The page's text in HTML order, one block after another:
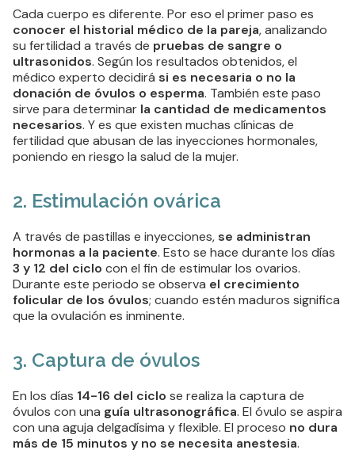
Cada cuerpo es diferente. Por eso el primer paso es
conocer el historial médico de la pareja, analizando
su fertilidad a través de pruebas de sangre o
ultrasonidos. Según los resultados obtenidos, el
médico experto decidirá si es necesaria o no la
donación de óvulos o esperma. También este paso
sirve para determinar la cantidad de medicamentos
necesarios. Y es que existen muchas clínicas de
fertilidad que abusan de las inyecciones hormonales,
poniendo en riesgo la salud de la mujer.
2. Estimulación ovárica
A través de pastillas e inyecciones,se administran
hormonas a la paciente. Esto se hace durante los días
3 y 12 del ciclo con el fin de estimular los ovarios.
Durante este periodo se observa el crecimiento
folicular de los óvulos; cuando estén maduros significa
que la ovulación es inminente.
3. Captura de óvulos
En los días 14-16 del ciclo se realiza la captura de
óvulos con una guía ultrasonográfica. El óvulo se aspira
con una aguja delgadísima y flexible. El proceso no dura
más de 15 minutos y no se necesita anestesia.